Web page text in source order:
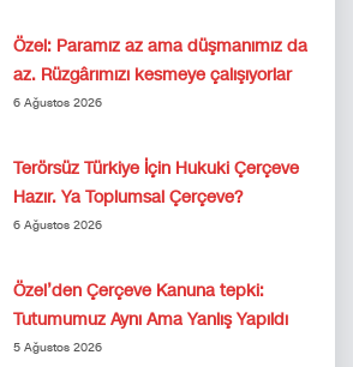
Özel: Paramız az ama düşmanımız da
az. Rüzgârımızı kesmeye çalışıyorlar
6 Ağustos 2026
Terörsüz Türkiye İçin Hukuki Çerçeve
Hazır. Ya Toplumsal Çerçeve?
6 Ağustos 2026
Özel’den Çerçeve Kanuna tepki:
Tutumumuz Aynı Ama Yanlış Yapıldı
5 Ağustos 2026